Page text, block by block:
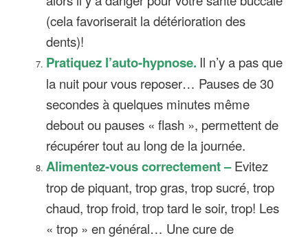
(cela favoriserait la détérioration des
dents)!
Pratiquez l’auto-hypnose. Il n’y a pas que
la nuit pour vous reposer… Pauses de 30
secondes à quelques minutes même
debout ou pauses « flash », permettent de
récupérer tout au long de la journée.
Alimentez-vous correctement –Evitez
trop de piquant, trop gras, trop sucré, trop
chaud, trop froid, trop tard le soir, trop! Les
« trop » en général… Une cure de